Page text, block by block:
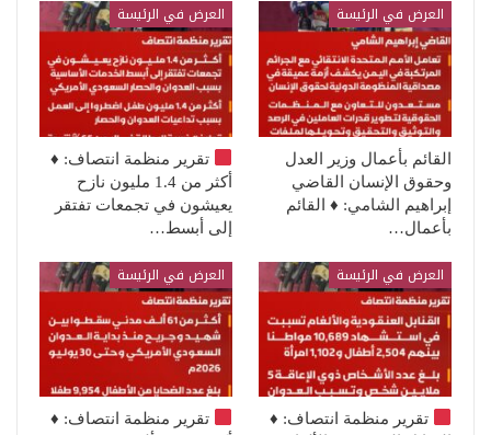
العرض في الرئيسة
القائم بأعمال وزير العدل
وحقوق الإنسان القاضي
إبراهيم الشامي: ♦️ القائم
بأعمال…
العرض في الرئيسة
تقرير منظمة انتصاف: ♦️
أكثر من 1.4 مليون نازح
يعيشون في تجمعات تفتقر
إلى أبسط…
العرض في الرئيسة
تقرير منظمة انتصاف: ♦️
العرض في الرئيسة
تقرير منظمة انتصاف: ♦️